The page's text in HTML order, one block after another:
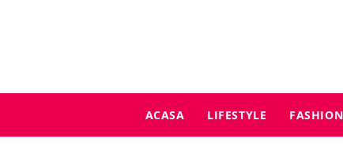
ACASA LIFESTYLE FASHION